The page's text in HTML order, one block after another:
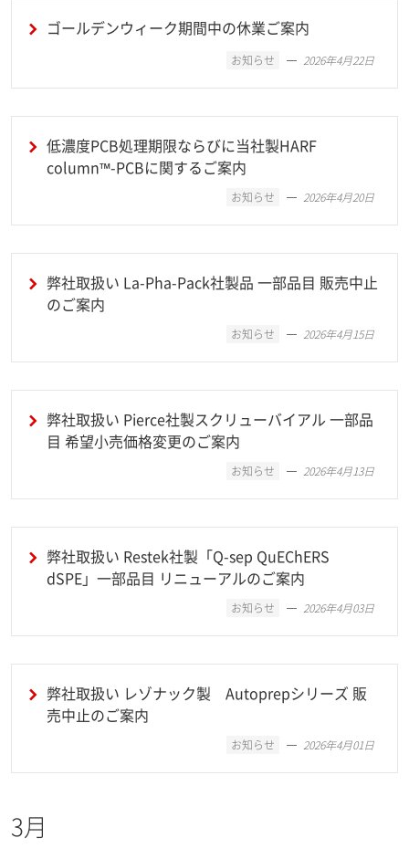
ゴールデンウィーク期間中の休業ご案内
お知らせ 2026年4月22日
低濃度PCB処理期限ならびに当社製HARF
column™-PCBに関するご案内
お知らせ 2026年4月20日
弊社取扱い La-Pha-Pack社製品 一部品目 販売中止
のご案内
お知らせ 2026年4月15日
弊社取扱い Pierce社製スクリューバイアル 一部品
目 希望小売価格変更のご案内
お知らせ 2026年4月13日
弊社取扱い Restek社製「Q-sep QuEChERS
dSPE」一部品目 リニューアルのご案内
お知らせ 2026年4月03日
弊社取扱い レゾナック製 Autoprepシリーズ 販
売中止のご案内
お知らせ 2026年4月01日
3月